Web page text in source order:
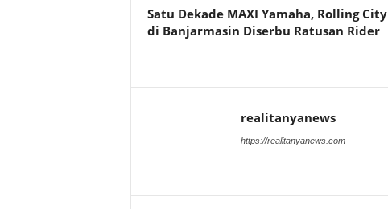
Satu Dekade MAXI Yamaha, Rolling City
di Banjarmasin Diserbu Ratusan Rider
realitanyanews
https://realitanyanews.com